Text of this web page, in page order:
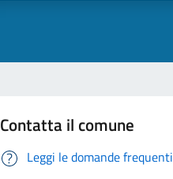
Contatta il comune
Leggi le domande frequenti